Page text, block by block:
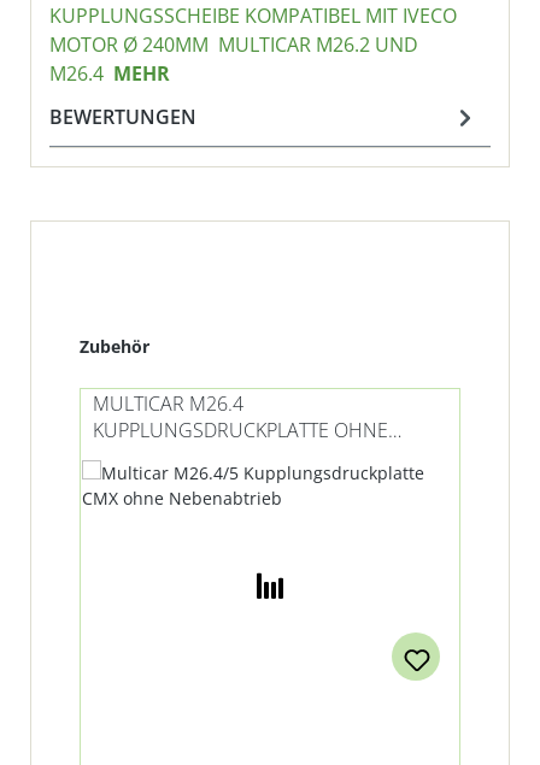
KUPPLUNGSSCHEIBE KOMPATIBEL MIT IVECO
MOTOR Ø 240MM MULTICAR M26.2 UND
M26.4 MEHR
BEWERTUNGEN
Produktgalerie überspringen
Zubehör
MULTICAR M26.4
KUPPLUNGSDRUCKPLATTE OHNE
NEBENABTRIEB